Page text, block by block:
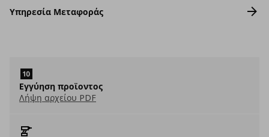
Υπηρεσία Μεταφοράς
Eγγύηση προϊοντος
Λήψη αρχείου PDF